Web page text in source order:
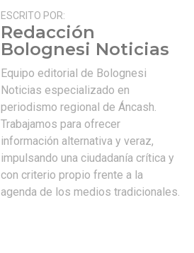
ESCRITO POR:
Redacción
Bolognesi Noticias
Equipo editorial de Bolognesi
Noticias especializado en
periodismo regional de Áncash.
Trabajamos para ofrecer
información alternativa y veraz,
impulsando una ciudadanía crítica y
con criterio propio frente a la
agenda de los medios tradicionales.